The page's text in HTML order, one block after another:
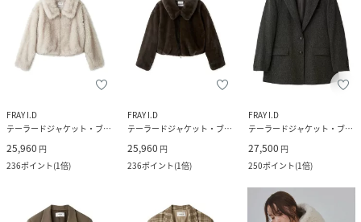
FRAY I.D
テーラードジャケット・ブレザー
25,960 円
236ポイント(1倍)
FRAY I.D
テーラードジャケット・ブレザー
25,960 円
236ポイント(1倍)
FRAY I.D
テーラードジャケット・ブレザー
27,500 円
250ポイント(1倍)